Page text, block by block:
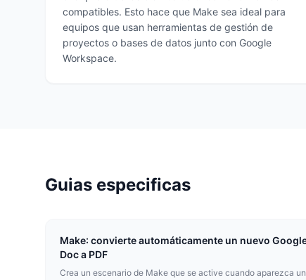
compatibles. Esto hace que Make sea ideal para
equipos que usan herramientas de gestión de
proyectos o bases de datos junto con Google
Workspace.
Guias especificas
Make: convierte automáticamente un nuevo
Doc a PDF
Crea un escenario de Make que se active cuando aparezca un